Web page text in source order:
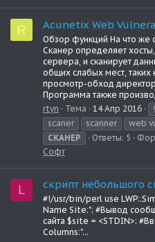
R Acunetix Web
Обзор функций На что же
Сканер определяет
сервера, и сканирует
общих слабых мест, таких
просмотр-обход
Программа также
rtyn
Тема 14 Апр 2016
scaner
scanner web
СКАНЕР
Ответы: 5
Софт
L скрипт небольшого
#!/usr/bin/perl use
Name Site:"; #Вывод
сайта $site = <STDIN>;
Columns:"...